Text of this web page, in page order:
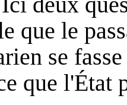
que le
se
que l'État